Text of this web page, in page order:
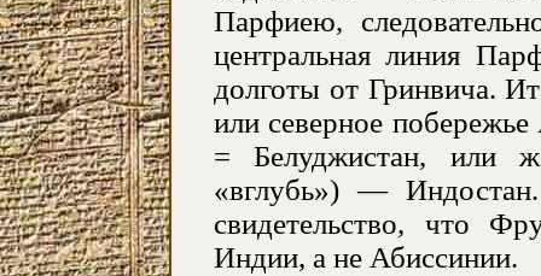
Парфиею,
центральная линия
долготы от Гринвича.
или северное
= Белуджистан, или
«вглубь») —
свидетельство, что
Индии, а не Абиссинии.